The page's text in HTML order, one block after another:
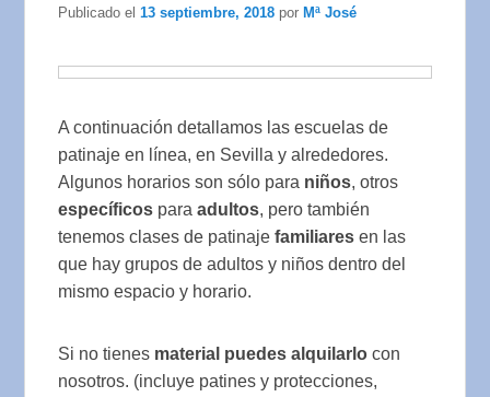
Publicado el13 septiembre, 2018 porMª José
A continuación detallamos las escuelas de
patinaje en línea, en Sevilla y alrededores.
Algunos horarios son sólo para niños, otros
específicos paraadultos, pero también
tenemos clases de patinajefamiliares en las
que hay grupos de adultos y niños dentro del
mismo espacio y horario.
Si no tienes material puedes alquilarlo con
nosotros. (incluye patines y protecciones,